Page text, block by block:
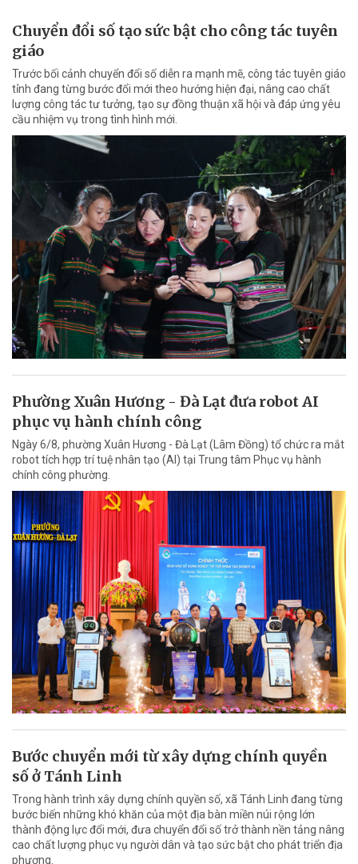
Chuyển đổi số tạo sức bật cho công tác tuyên
giáo
Trước bối cảnh chuyển đổi số diễn ra mạnh mẽ, công tác tuyên giáo
tỉnh đang từng bước đổi mới theo hướng hiện đại, nâng cao chất
lượng công tác tư tưởng, tạo sự đồng thuận xã hội và đáp ứng yêu
cầu nhiệm vụ trong tình hình mới.
Phường Xuân Hương - Đà Lạt đưa robot AI
phục vụ hành chính công
Ngày 6/8, phường Xuân Hương - Đà Lạt (Lâm Đồng) tổ chức ra mắt
robot tích hợp trí tuệ nhân tạo (AI) tại Trung tâm Phục vụ hành
chính công phường.
Bước chuyển mới từ xây dựng chính quyền
số ở Tánh Linh
Trong hành trình xây dựng chính quyền số, xã Tánh Linh đang từng
bước biến những khó khăn của một địa bàn miền núi rộng lớn
thành động lực đổi mới, đưa chuyển đổi số trở thành nền tảng nâng
cao chất lượng phục vụ người dân và tạo sức bật cho phát triển địa
phương.